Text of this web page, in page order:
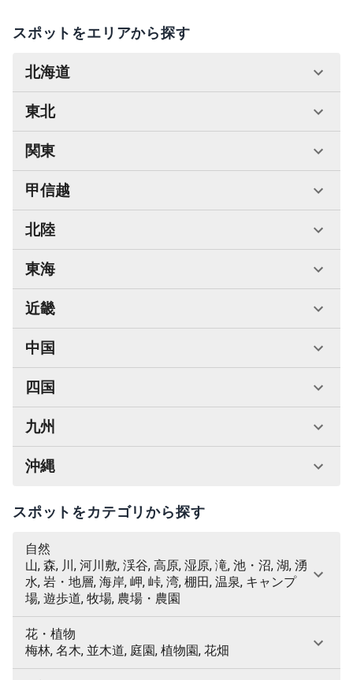
スポットをエリアから探す
北海道
東北
関東
甲信越
北陸
東海
近畿
中国
四国
九州
沖縄
スポットをカテゴリから探す
自然
山, 森, 川, 河川敷, 渓谷, 高原, 湿原, 滝, 池・沼, 湖, 湧
水, 岩・地層, 海岸, 岬, 峠, 湾, 棚田, 温泉, キャンプ
場, 遊歩道, 牧場, 農場・農園
花・植物
梅林, 名木, 並木道, 庭園, 植物園, 花畑